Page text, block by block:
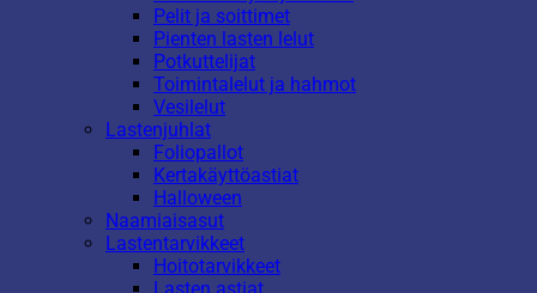
Pelit ja soittimet
Pienten lasten lelut
Potkuttelijat
Toimintalelut ja hahmot
Vesilelut
Lastenjuhlat
Foliopallot
Kertakäyttöastiat
Halloween
Naamiaisasut
Lastentarvikkeet
Hoitotarvikkeet